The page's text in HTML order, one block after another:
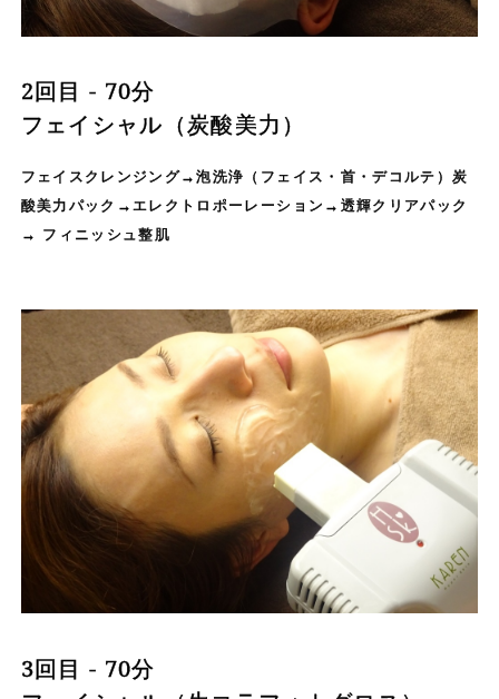
2回目 - 70分
フェイシャル（炭酸美力）
フェイスクレンジング→泡洗浄（フェイス・首・デコルテ）炭
酸美力パック→エレクトロポーレーション→透輝クリアパック
→ フィニッシュ整肌
3回目 - 70分